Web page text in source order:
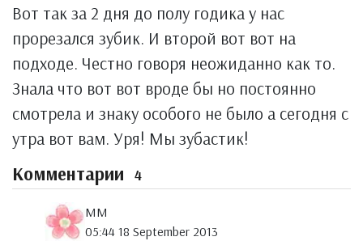
Вот так за 2 дня до полу годика у нас
прорезался зубик. И второй вот вот на
подходе. Честно говоря неожиданно как то.
Знала что вот вот вроде бы но постоянно
смотрела и знаку особого не было а сегодня с
утра вот вам. Уря! Мы зубастик!
Комментарии 4
MM
05:44 18 September 2013